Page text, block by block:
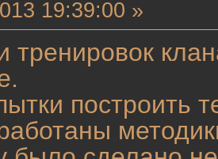
19:39:00 »
тренировок
построить